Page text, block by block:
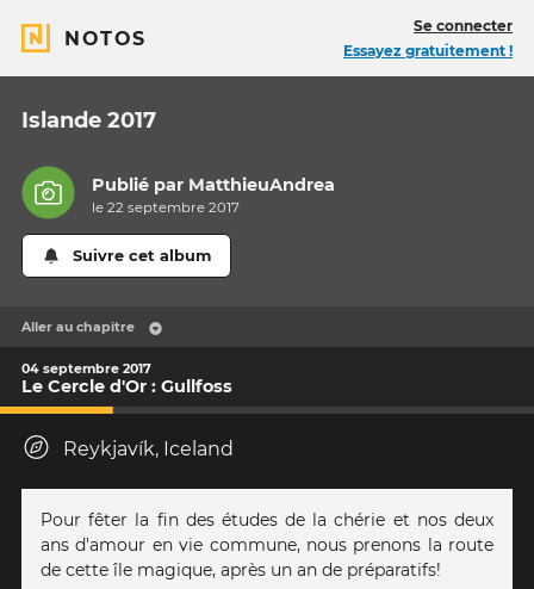
NOTOS
Se connecter
Essayez gratuitement !
Islande 2017
Publié par MatthieuAndrea
le 22 septembre 2017
Suivre cet album
Aller au chapitre
04 septembre 2017
Le Cercle d'Or : Gullfoss
Reykjavík, Iceland
Pour fêter la fin des études de la chérie et nos deux
ans d'amour en vie commune, nous prenons la route
de cette île magique, après un an de préparatifs!